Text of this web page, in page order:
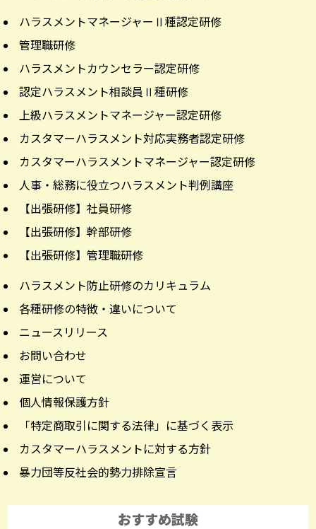
ハラスメントマネージャーⅡ種認定研修
管理職研修
ハラスメントカウンセラー認定研修
認定ハラスメント相談員Ⅱ種研修
上級ハラスメントマネージャー認定研修
カスタマーハラスメント対応実務者認定研修
カスタマーハラスメントマネージャー認定研修
人事・総務に役立つハラスメント判例講座
【出張研修】社員研修
【出張研修】幹部研修
【出張研修】管理職研修
ハラスメント防止研修のカリキュラム
各種研修の特徴・違いについて
ニュースリリース
お問い合わせ
運営について
個人情報保護方針
「特定商取引に関する法律」に基づく表示
カスタマーハラスメントに対する方針
暴力団等反社会的勢力排除宣言
おすすめ試験